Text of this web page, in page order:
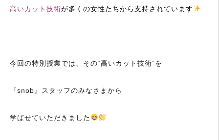
高いカット技術が多くの女性たちから支持されています
今回の特別授業では、その“高いカット技術”を
『snob』スタッフのみなさまから
学ばせていただきました